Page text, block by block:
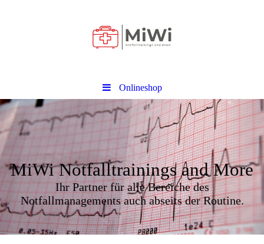
Onlineshop
MiWi Notfalltrainings and More
Ihr Partner für alle Bereiche des
Notfallmanagements auch abseits der Routine.